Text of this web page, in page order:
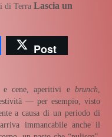
di Terra Lascia un
Post
e cene, aperitivi e brunch,
— per esempio, visto
a causa di un periodo di
immancabile anche il